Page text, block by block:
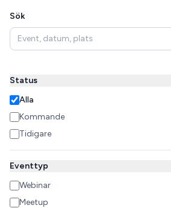
Sök
Status
Alla
Kommande
Tidigare
Eventtyp
Webinar
Meetup